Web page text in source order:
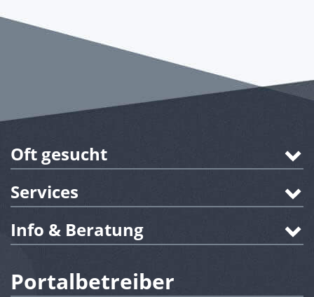
Oft gesucht
Services
Info & Beratung
Portalbetreiber